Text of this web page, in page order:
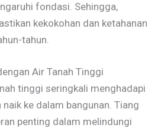
fondasi. Sehingga,
kekokohan dan ketahanan
tahun.
Air Tanah Tinggi
tinggi seringkali menghadapi
ke dalam bangunan. Tiang
penting dalam melindungi